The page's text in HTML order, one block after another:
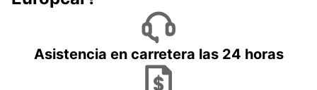
Asistencia en carretera las 24 horas